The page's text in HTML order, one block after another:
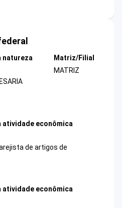
natureza
Matriz/Filial
MATRIZ
atividade econômica
de artigos de
atividade econômica